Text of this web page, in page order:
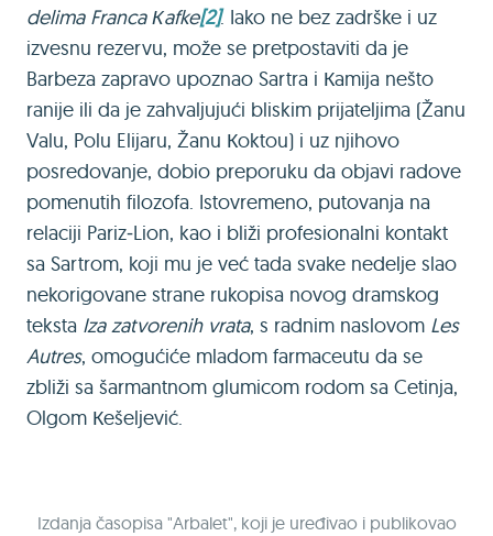
delima Franca Кafke[2]. Iako ne bez zadrške i uz
izvesnu rezervu, može se pretpostaviti da je
Barbeza zapravo upoznao Sartra i Кamija nešto
ranije ili da je zahvaljujući bliskim prijateljima (Žanu
Valu, Polu Elijaru, Žanu Кoktou) i uz njihovo
posredovanje, dobio preporuku da objavi radove
pomenutih filozofa. Istovremeno, putovanja na
relaciji Pariz‒Lion, kao i bliži profesionalni kontakt
sa Sartrom, koji mu je već tada svake nedelje slao
nekorigovane strane rukopisa novog dramskog
teksta Iza zatvorenih vrata, s radnim naslovom Les
Autres, omogućiće mladom farmaceutu da se
zbliži sa šarmantnom glumicom rodom sa Cetinja,
Olgom Кešeljević.
Izdanja časopisa "Arbalet", koji je uređivao i publikovao